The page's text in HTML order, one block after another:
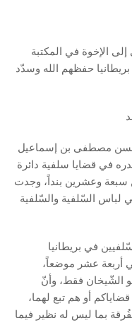
الإخوة في المكتبة
حفظهم الله وسدّد
مصطفى بن إسماعيل
في قضايا سلفية دائرة
سبعة وعشرين بنداً، وجدت
لباس السّلفية والسّلفية
في بريطانيا
أربعة عشر موضعاً،
الشّيخان فقط، وأنّ
أو هم تبع لهما،
بما ليس له نظير فيما